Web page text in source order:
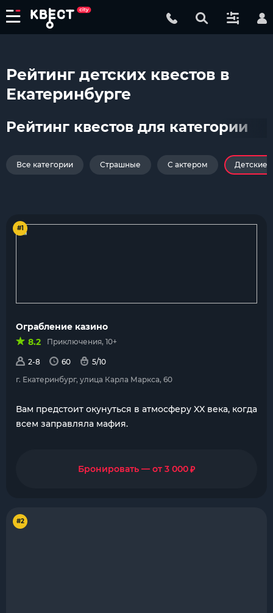
Рейтинг детских квестов в
Екатеринбурге
Рейтинг квестов для категории
Все категории Страшные С актером Детские
#1
Ограбление казино
8.2
Приключения, 10+
2-8 60
5/10
г. Екатеринбург, улица Карла Маркса, 60
Вам предстоит окунуться в атмосферу XX века, когда
всем заправляла мафия.
Бронировать — от 3 000₽
#2